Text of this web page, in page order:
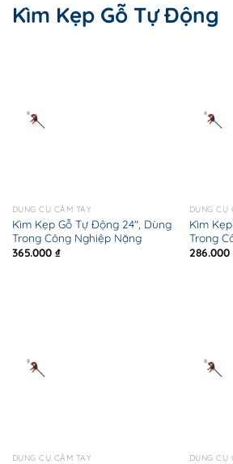
Kìm Kẹp Gỗ Tự Động
DỤNG CỤ CẦM TAY
Kìm Kẹp Gỗ Tự Động 24″, Dùng
Trong Công Nghiệp Nặng
365.000 ₫
DỤNG CỤ
Kìm
Trong
286.000
DỤNG CỤ CẦM TAY DỤNG CỤ